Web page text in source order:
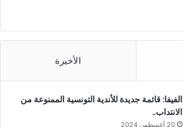
الأخيرة
الفيفا: قائمة جديدة للأندية التونسية الممنوعة من
الانتداب..
20 أغسطس 2024